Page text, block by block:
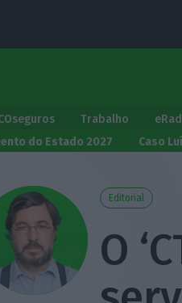
Trabalho
do Estado 2027
Caso
Editorial
O